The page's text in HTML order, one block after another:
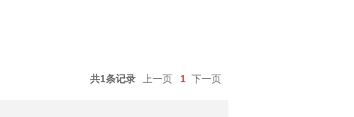
共1条记录 上一页 1 下一页